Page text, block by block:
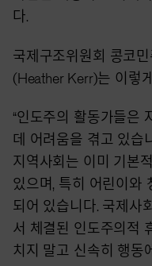
다.
국제구조위원회 콩코
(Heather Kerr)는 이렇
“인도주의 활동가들은
데 어려움을 겪고 있습
지역사회는 이미 기본
있으며, 특히 어린이와
되어 있습니다. 국제사
서 체결된 인도주의적
치지 말고 신속히 행동